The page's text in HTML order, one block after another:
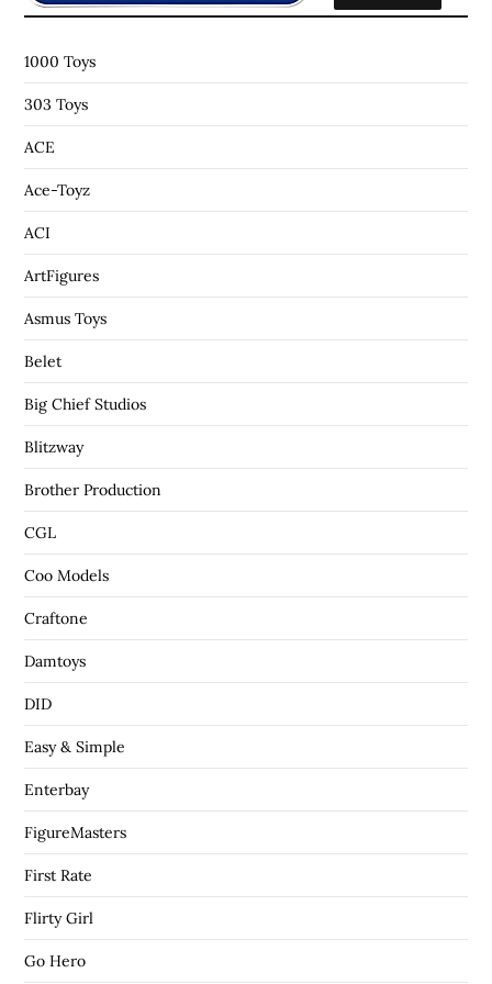
1000 Toys
303 Toys
ACE
Ace-Toyz
ACI
ArtFigures
Asmus Toys
Belet
Big Chief Studios
Blitzway
Brother Production
CGL
Coo Models
Craftone
Damtoys
DID
Easy & Simple
Enterbay
FigureMasters
First Rate
Flirty Girl
Go Hero